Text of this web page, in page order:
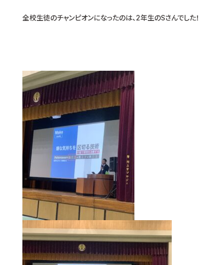
全校生徒のチャンピオンになったのは、2年生のSさんでした！